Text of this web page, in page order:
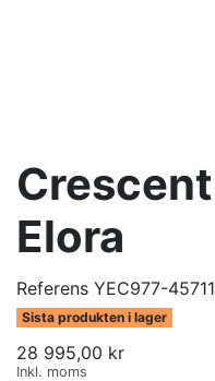
Crescent
Elora
Referens YEC977-45711
Sista produkten i lager
28 995,00 kr
Inkl. moms